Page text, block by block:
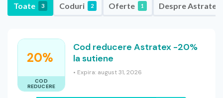
Toate 3 Coduri 2 Oferte 1 Despre Astratex
20%
COD
REDUCERE
Cod reducere Astratex -20%
la sutiene
• Expira: august 31, 2026